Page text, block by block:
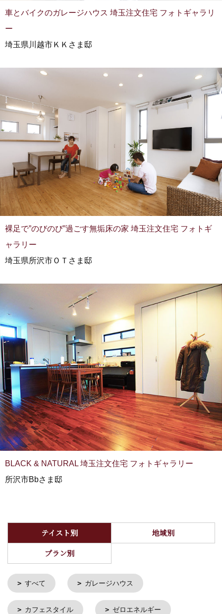
車とバイクのガレージハウス 埼玉注文住宅 フォトギャラリ
ー
埼玉県川越市ＫＫさま邸
裸足で”のびのび”過ごす無垢床の家 埼玉注文住宅 フォトギ
ャラリー
埼玉県所沢市ＯＴさま邸
BLACK & NATURAL 埼玉注文住宅 フォトギャラリー
所沢市Bbさま邸
テイスト別
地域別
プラン別
すべて ガレージハウス
カフェスタイル ゼロエネルギー